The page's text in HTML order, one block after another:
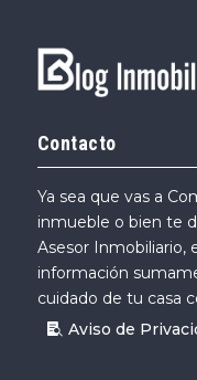
Contacto
Ya sea que vas a
inmueble o bien te
Asesor Inmobiliario,
información
cuidado de tu casa
Aviso de